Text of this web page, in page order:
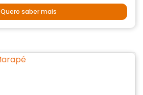
Quero saber mais